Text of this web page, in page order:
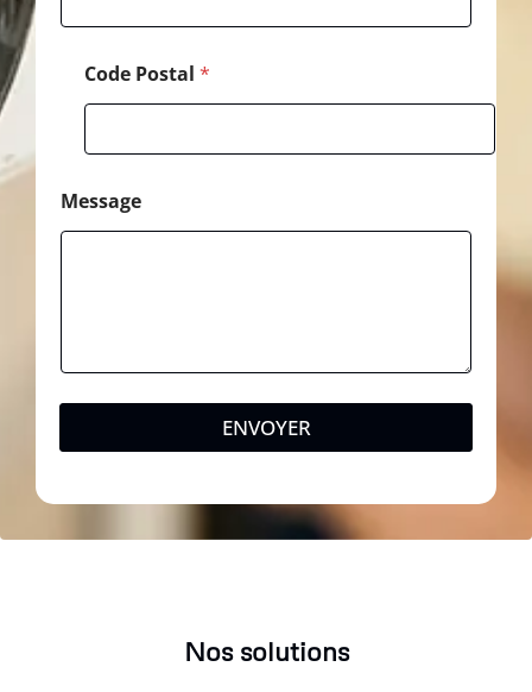
é
Code Postal *
Message
ENVOYER
Nos solutions